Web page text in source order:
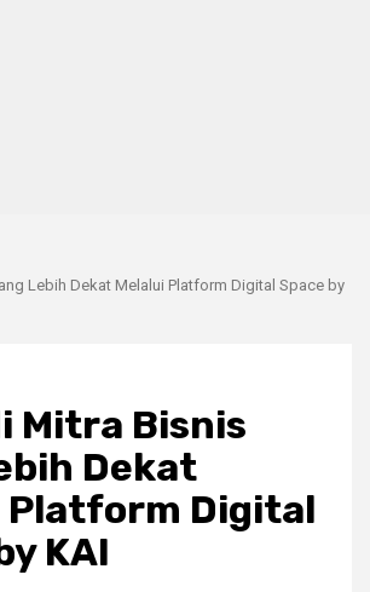
Lebih Dekat Melalui Platform Digital Space by
Mitra Bisnis
Dekat
Platform Digital
KAI